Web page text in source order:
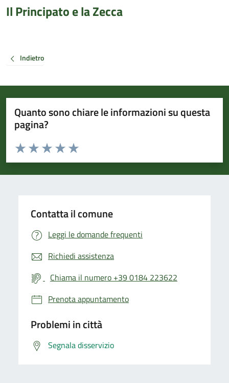
Il Principato e la Zecca
Indietro
Quanto sono chiare le informazioni su questa
pagina?
Valuta da 1 a 5 stelle la pagina
Valuta 5 stelle su 5
Valuta 4 stelle su 5
Valuta 3 stelle su 5
Valuta 2 stelle su 5
Valuta 1 stelle su 5
Contatta il comune
Leggi le domande frequenti
Richiedi assistenza
Chiama il numero +39 0184 223622
Prenota appuntamento
Problemi in città
Segnala disservizio